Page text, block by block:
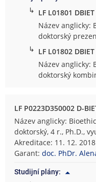
↳ LF L01801 DBIET
Název anglicky:
doktorský
↳ LF L01802 DBIET
Název anglicky:
doktorský
LF P0223D350002 D-
Název anglicky:
doktorský, 4 r., Ph.D.,
Akreditace: 11. 12.
Garant:doc. PhDr.
Studijní plány: